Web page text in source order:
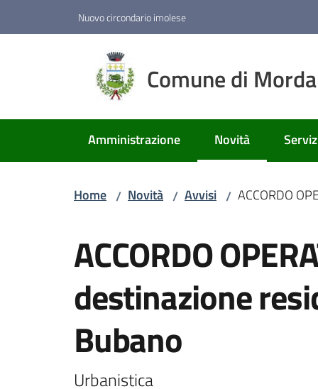
Nuovo circondario imolese
Comune di
Amministrazione Novità
Menu selezionato
Home / Novità / Avvisi / ACCORDO
ACCORDO
destinazione
Bubano
Urbanistica